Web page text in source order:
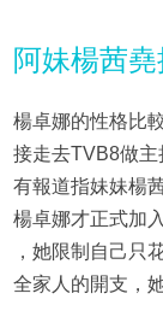
阿妹楊茜
楊卓娜的性格比
接走去TVB8做主
有報道指妹妹楊
楊卓娜才正式加
，她限制自己只
全家人的開支，